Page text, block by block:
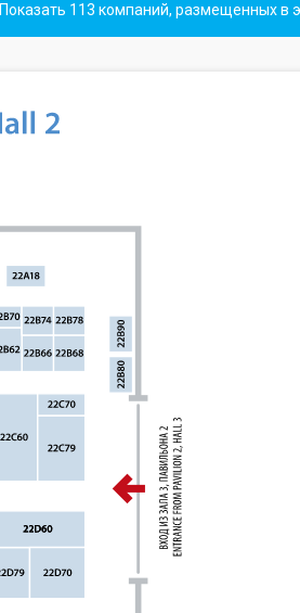
Показать 113 компаний, размещенных в